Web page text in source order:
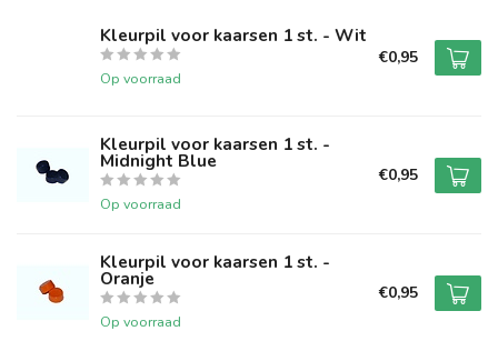
Kleurpil voor kaarsen 1 st. - Wit
Op voorraad
€0,95
Kleurpil voor kaarsen 1 st. -
Midnight Blue
Op voorraad
€0,95
Kleurpil voor kaarsen 1 st. -
Oranje
Op voorraad
€0,95